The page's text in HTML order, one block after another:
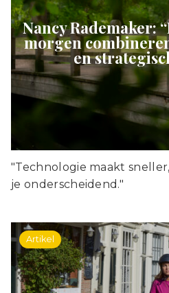
Nancy Rademaker:
morgen
en
"Technologie maakt
je onderscheidend."
Artikel